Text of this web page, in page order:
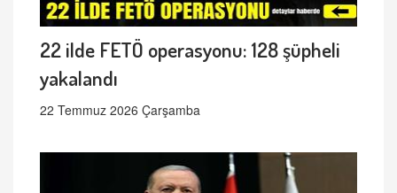
22 ilde FETÖ operasyonu: 128 şüpheli
yakalandı
22 Temmuz 2026 Çarşamba